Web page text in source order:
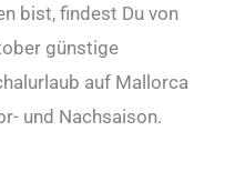
bist, findest Du von
günstige
auf Mallorca
und Nachsaison.